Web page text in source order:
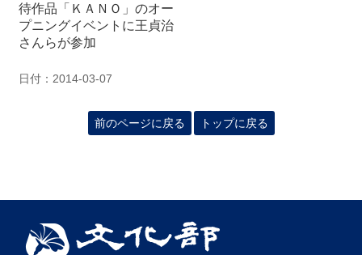
待作品「ＫＡＮＯ」のオー
プニングイベントに王貞治
さんらが参加
日付：2014-03-07
前のページに戻る トップに戻る